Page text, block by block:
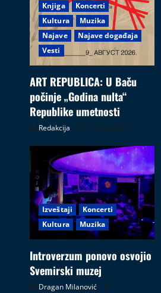
Knjiga
Koncerti
Kultura
Muzika
Najave
Najave događaja
Vesti
ART REPUBLICA: U Baču
počinje „Godina nulta“
Republike umetnosti
Redakcija 05.08.2026
Izveštaji
Koncerti
Kultura
Muzika
Introverzum ponovo osvojio
Svemirski muzej
Dragan Milanović